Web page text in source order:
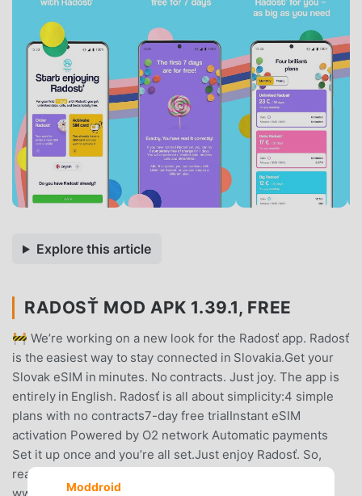
Explore this article
RADOSŤ MOD APK 1.39.1, FREE
🚧 We’re working on a new look for the Radosť app. Radosť
is the easiest way to stay connected in Slovakia.Get your
Slovak eSIM in minutes. No contracts. Just joy. The app is
entirely in English. Radosť is all about simplicity:4 simple
plans with no contracts7-day free trialInstant eSIM
activation Powered by O2 network Automatic payments
Set it up once and you’re all set.Just enjoy Radosť. So,
ready to give it a try?Find more info at
Moddroid